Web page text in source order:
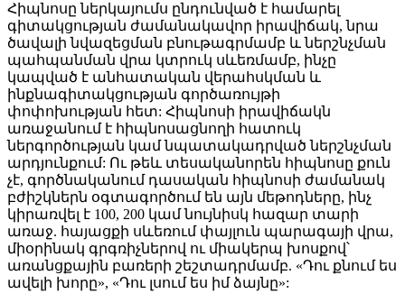
Հիպնոսը ներկայումս ընդունված է համարել
գիտակցության ժամանակավոր իրավիճակ, նրա
ծավալի նվազեցման բնութագրմամբ և ներշնչման
պահպանման վրա կտրուկ սևեռմամբ, ինչը
կապված է անհատական վերահսկման և
ինքնագիտակցության գործառույթի
փոփոխության հետ: Հիպնոսի իրավիճակն
առաջանում է հիպնոսացնողի հատուկ
ներգործության կամ նպատակադրված ներշնչման
արդյունքում: Ու թեև տեսականորեն հիպնոսը քուն
չէ, գործնականում դասական հիպնոսի ժամանակ
բժիշկներն օգտագործում են այն մեթոդները, ինչ
կիրառվել է 100, 200 կամ նույնիսկ հազար տարի
առաջ. հայացքի սևեռում փայլուն պարագայի վրա,
միօրինակ գրգռիչներով ու միակերպ խոսքով՝
առանցքային բառերի շեշտադրմամբ. «Դու քնում ես
ավելի խորը», «Դու լսում ես իմ ձայնը»: